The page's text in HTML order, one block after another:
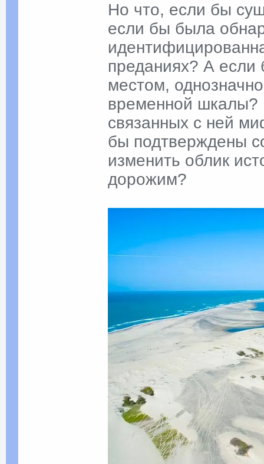
Но что, если бы
если бы была
преданиях? А если
местом,
временной шкалы?
связанных с ней
бы подтверждены
изменить облик
дорожим?